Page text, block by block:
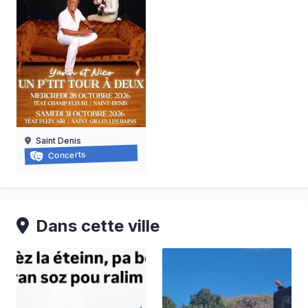
Yannick noah
28/10/2026 au
Saint Denis
Concerts
Dans cette ville